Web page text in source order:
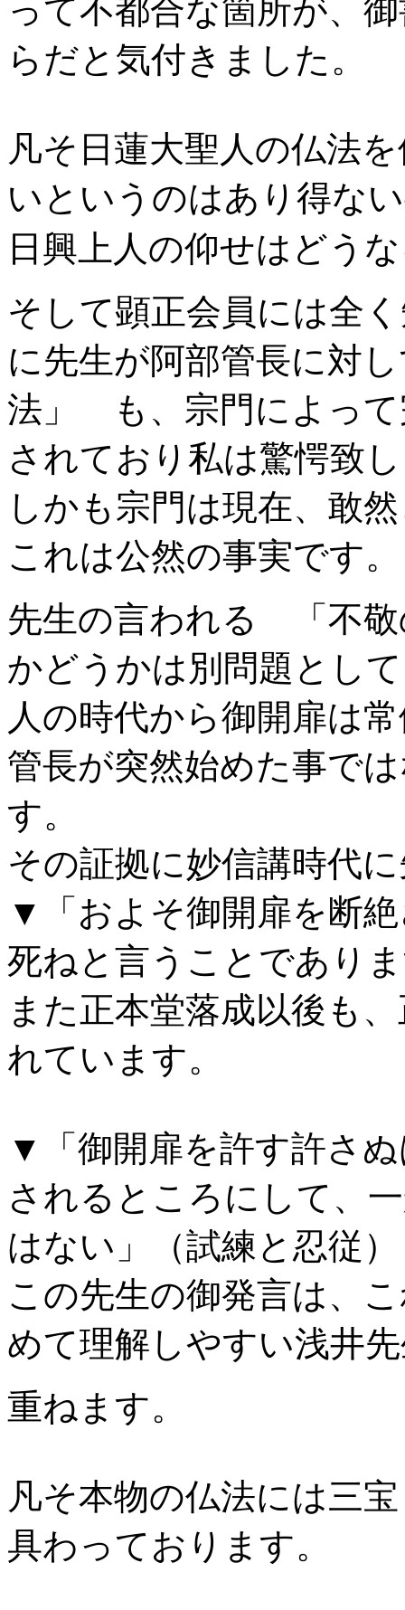
って不都合な箇所が、
らだと気付きました。
凡そ日蓮大聖人の仏法
いというのはあり得な
日興上人の仰せはどう
そして顕正会員には全
に先生が阿部管長に対
法」 も、宗門によって
されており私は驚愕致
しかも宗門は現在、敢
これは公然の事実です。
先生の言われる 「不敬
かどうかは別問題とし
人の時代から御開扉は
管長が突然始めた事で
す。
その証拠に妙信講時代
▼「およそ御開扉を断
死ねと言うことであり
また正本堂落成以後も
れています。
▼
「御開扉を許す許さ
されるところにして、
はない」（試練と忍従）
この先生の御発言は、
めて理解しやすい浅井
重ねます。
凡そ本物の仏法には三
具わっております。